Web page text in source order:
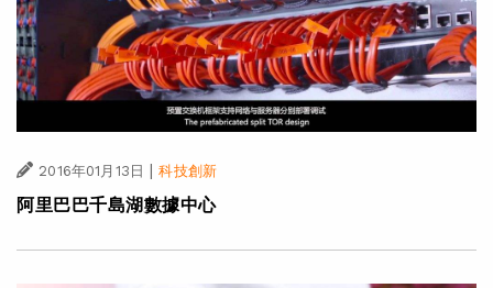
2016年01月13日 | 科技創新
阿里巴巴千島湖數據中心